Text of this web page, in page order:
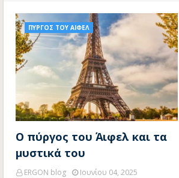
ΠΥΡΓΟΣ ΤΟΥ ΑΙΦΕΛ
Ο πύργος του Άιφελ και τα
μυστικά του
ERGON blog
Ιουνίου 04, 2025